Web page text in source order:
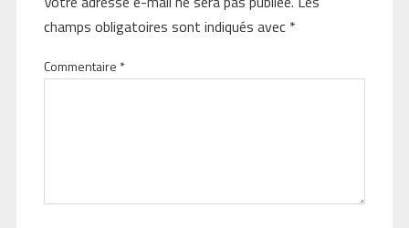
champs obligatoires sont indiqués avec *
Commentaire *